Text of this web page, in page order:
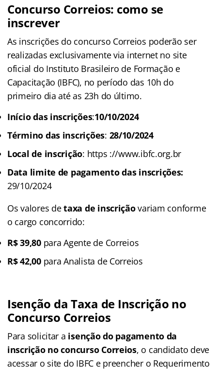
Concurso Correios: como se
inscrever
As inscrições do concurso Correios poderão ser
realizadas exclusivamente via internet no site
oficial do Instituto Brasileiro de Formação e
Capacitação (IBFC), no período das 10h do
primeiro dia até as 23h do último.
Início das inscrições:10/10/2024
Término das inscrições: 28/10/2024
Local de inscrição: https ://www.ibfc.org.br
Data limite de pagamento das inscrições:
29/10/2024
Os valores detaxa de inscriçãovariam conforme
o cargo concorrido:
R$ 39,80para Agente de Correios
R$ 42,00 para Analista de Correios
Isenção da Taxa de Inscrição no
Concurso Correios
Para solicitar a isenção do pagamento da
inscrição no concurso Correios, o candidato deve
acessar o site do IBFC e preencher o Requerimento